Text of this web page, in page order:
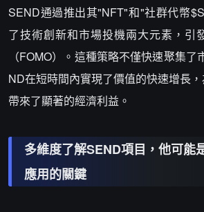
SEND通過推出其"NFT"和"社群代幣
了技術創新和市場投機兩大元素，引
（FOMO）。這種策略不僅快速聚集
ND在短時間內實現了價值的快速增長
帶來了顯著的經濟利益。
多維度了解SEND項目，他可能
應用的關鍵